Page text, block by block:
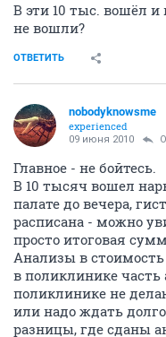
В эти 10 тыс. вошёл и
не вошли?
ОТВЕТИТЬ
nobodyknowsme
experienced
09 июня 2010
Главное - не бойтесь.
В 10 тысяч вошел
палате до вечера,
расписана - можно
просто итоговая
Анализы в стоимость
в поликлинике часть
поликлинике не
или надо ждать
разницы, где сданы